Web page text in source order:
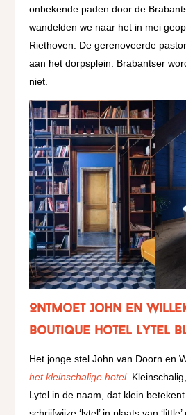
onbekende paden door de
wandelden we naar het in mei
Riethoven. De gerenoveerde
aan het dorpsplein. Brabantser
niet.
Ontmoet John en
Boutique Hotel Lytel
Het jonge stel John van Doorn en
het kleinschalige hotel.
Lytel in de naam, dat klein